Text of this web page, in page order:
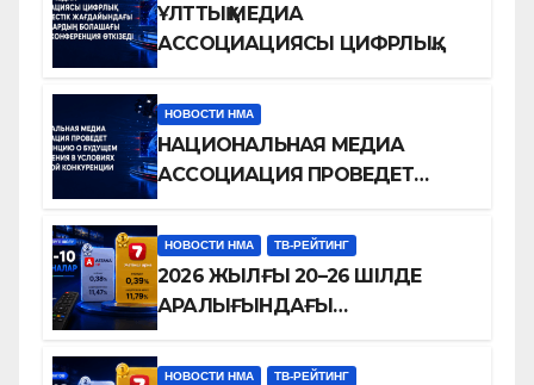
ҰЛТТЫҚ МЕДИА
АССОЦИАЦИЯСЫ ЦИФРЛЫҚ
ЖАҒДАЙЫНДАҒЫ
ТЕЛЕДИДАРДЫҢ БОЛАШАҒЫ
ТУРАЛЫ КОНФЕРЕНЦИЯ
ӨТКІЗЕДІ
НОВОСТИ НМА
НАЦИОНАЛЬНАЯ МЕДИА
АССОЦИАЦИЯ ПРОВЕДЕТ
ТЕЛЕВИДЕНИЯ В УСЛОВИЯХ
ЦИФРОВОЙ КОНКУРЕНЦИИ
НОВОСТИ НМА ТВ-РЕЙТИНГ
2026 ЖЫЛҒЫ 20–26 ШІЛДЕ
АРАЛЫҒЫНДАҒЫ
ШОЛУ
НОВОСТИ НМА ТВ-РЕЙТИНГ